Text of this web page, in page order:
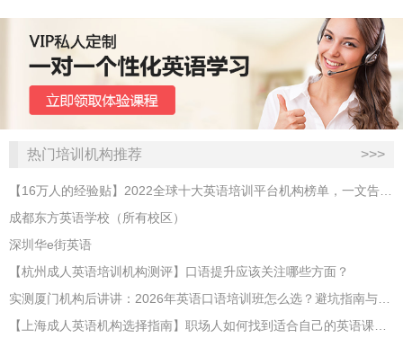
热门培训机构推荐 >>>
成都东方英语学校（所有校区）
深圳华e街英语
【杭州成人英语培训机构测评】口语提升应该关注哪些方面？